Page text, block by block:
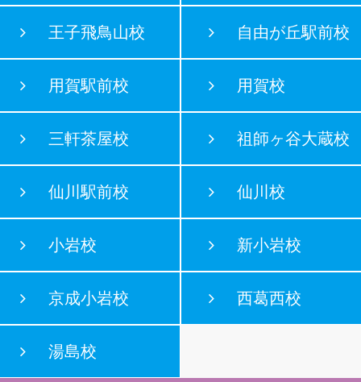
王子飛鳥山校 自由が丘駅前校
用賀駅前校 用賀校
三軒茶屋校 祖師ヶ谷大蔵校
仙川駅前校 仙川校
小岩校 新小岩校
京成小岩校 西葛西校
湯島校